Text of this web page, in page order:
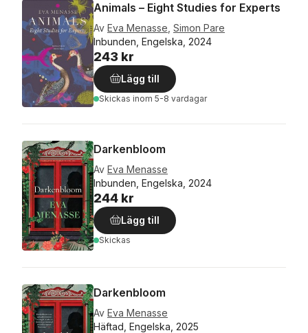
Animals – Eight Studies for Experts
Av Eva Menasse Simon Pare
Inbunden, Engelska, 2024
243 kr
Lägg till
Skickas inom 5-8 vardagar
Darkenbloom
Av Eva Menasse
Inbunden, Engelska, 2024
244 kr
Lägg till
Skickas
Darkenbloom
Av Eva Menasse
Häftad, Engelska, 2025